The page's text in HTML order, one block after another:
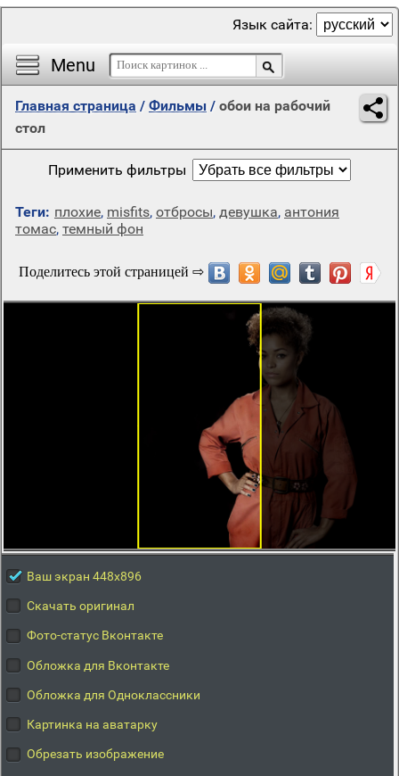
Menu
Язык сайта:
Главная страница / Фильмы / обои на рабочий
стол
Применить фильтры
Теги: плохие, misfits, отбросы, девушка, антония
томас, темный фон
Ваш экран 448x896
Скачать оригинал
Фото-статус Вконтакте
Обложка для Вконтакте
Обложка для Одноклассники
Картинка на аватарку
Обрезать изображение